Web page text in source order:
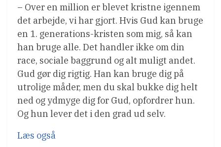
– Over en million er blevet kristne igennem
det arbejde, vi har gjort. Hvis Gud kan bruge
en 1. generations-kristen som mig, så kan
han bruge alle. Det handler ikke om din
race, sociale baggrund og alt muligt andet.
Gud gør dig rigtig. Han kan bruge dig på
utrolige måder, men du skal bukke dig helt
ned og ydmyge dig for Gud, opfordrer hun.
Og hun lever det i den grad ud selv.
Læs også